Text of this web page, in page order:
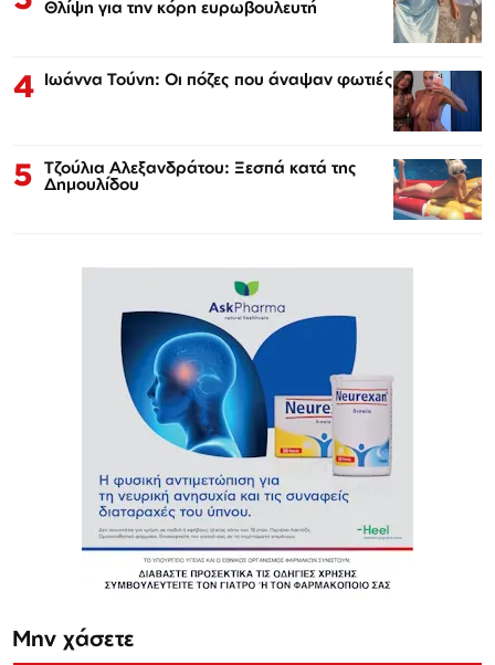
Θλίψη για την κόρη ευρωβουλευτή
4 Ιωάννα Τούνη: Οι πόζες που άναψαν φωτιές
5 Τζούλια Αλεξανδράτου: Ξεσπά κατά της
Δημουλίδου
Μην χάσετε